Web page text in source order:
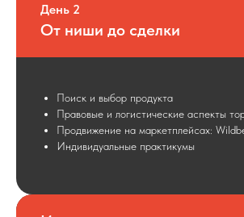
День 2
От ниши до сделки
Поиск и выбор продукта
Правовые и логистические аспекты
Продвижение на маркетплейсах:
Индивидуальные практикумы